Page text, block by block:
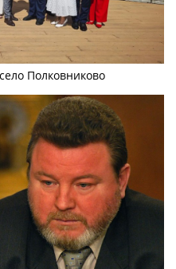
Полковниково